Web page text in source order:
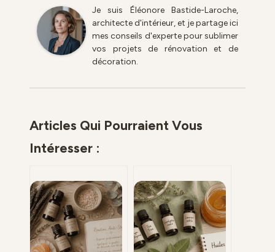
Je suis Éléonore Bastide-Laroche,
architecte d'intérieur, et je partage ici
mes conseils d'experte pour sublimer
vos projets de rénovation et de
décoration.
Articles Qui Pourraient Vous
Intéresser :